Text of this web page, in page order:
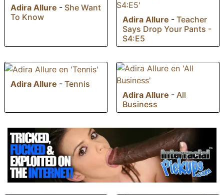
Adira Allure - She Want
To Know
Adira Allure - Teacher
Says Drop Your Pants -
S4:E5
Adira Allure - Tennis
Adira Allure - All
Business